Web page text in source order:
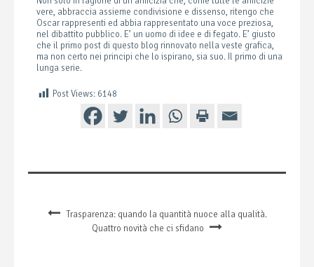
vere, abbraccia assieme condivisione e dissenso, ritengo che
Oscar rappresenti ed abbia rappresentato una voce preziosa,
nel dibattito pubblico. E’ un uomo di idee e di fegato. E’ giusto
che il primo post di questo blog rinnovato nella veste grafica,
ma non certo nei principi che lo ispirano, sia suo. Il primo di una
lunga serie.
Post Views: 6148
Trasparenza: quando la quantità nuoce alla qualità.
Quattro novità che ci sfidano